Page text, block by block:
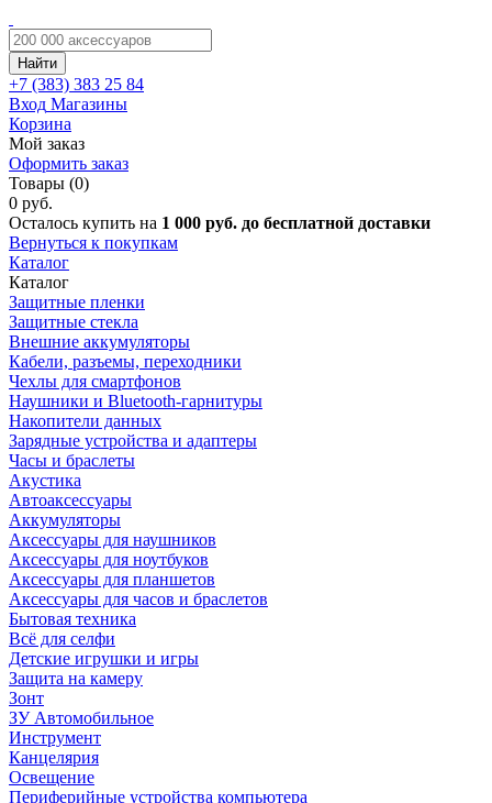
Найти
+7 (383) 383 25 84
Вход Магазины
Корзина
Мой заказ
Оформить заказ
Товары (0)
0 руб.
Осталось купить на 1 000 руб. до бесплатной доставки
Вернуться к покупкам
Каталог
Каталог
Защитные пленки
Защитные стекла
Внешние аккумуляторы
Кабели, разъемы, переходники
Чехлы для смартфонов
Наушники и Bluetooth-гарнитуры
Накопители данных
Зарядные устройства и адаптеры
Часы и браслеты
Акустика
Автоаксессуары
Аккумуляторы
Аксессуары для наушников
Аксессуары для ноутбуков
Аксессуары для планшетов
Аксессуары для часов и браслетов
Бытовая техника
Всё для селфи
Детские игрушки и игры
Защита на камеру
Зонт
ЗУ Автомобильное
Инструмент
Канцелярия
Освещение
Периферийные устройства компьютера